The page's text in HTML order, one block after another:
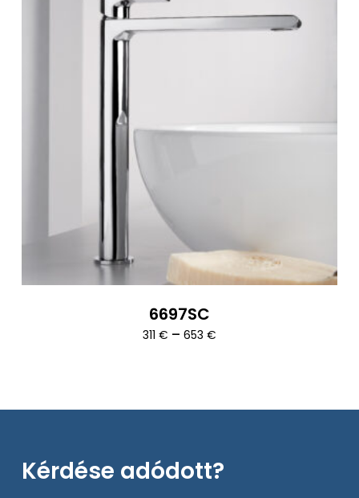
6697SC
311 € – 653 €Ártartomány:
Kérdése adódott?